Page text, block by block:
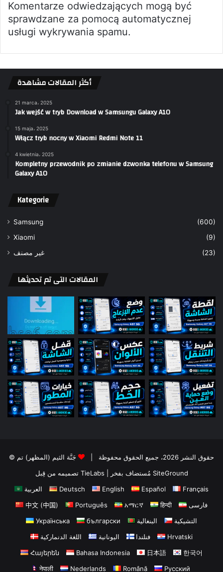
Komentarze odwiedzających mogą być
sprawdzane za pomocą automatycznej
usługi wykrywania spamu.
أكثر المقالات مشاهدة
21 marca، 2025
Jak wejść w tryb Download w Samsungu Galaxy A10
15 maja، 2025
Włącz tryb nocny w Xiaomi Redmi Note 11
4 kwietnia، 2025
Kompletny przewodnik po zmianie dzwonka telefonu w Samsung
Galaxy A10
Kategorie
Samsung
(600)
Xiaomi
(9)
غير مصنف
(23)
المقالات التى تم تحديثها
© حقوق النشر 2026، جميع الحقوق محفوظة |
جَنَّة الثيم (المظهر) تم
تصميمه من قِبل TieLabs
SiteGround
العربية
Deutsch English Español
Français
中文 (中国)
Português አማርኛ हिन्दी
فارسی
Українська
български البنغالية
التشيكية
اللغة الدنماركية
اليونانية فنلندا
Hrvatski
Հայերեն
Bahasa Indonesia 日本語
한국어
नेपाली
Nederlands Română Русский